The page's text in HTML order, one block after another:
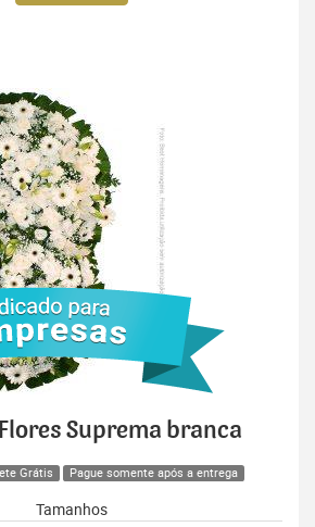
Suprema branca
Grátis Pague somente após a entrega
Tamanhos